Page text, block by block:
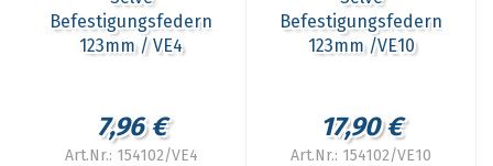
Befestigungsfedern
123mm / VE4
7,96 €
Art.Nr.: 154102/VE4
Befestigungsfedern
123mm /VE10
17,90 €
Art.Nr.: 154102/VE10